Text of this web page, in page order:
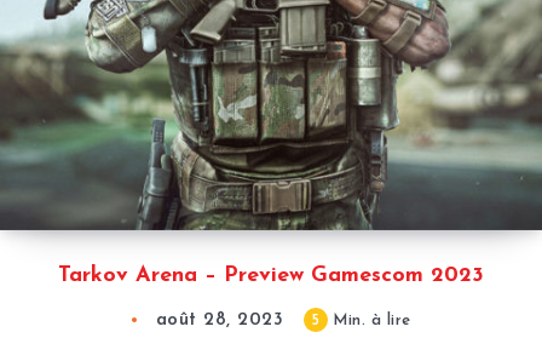
Tarkov Arena – Preview Gamescom 2023
août 28, 2023 5 Min. à lire